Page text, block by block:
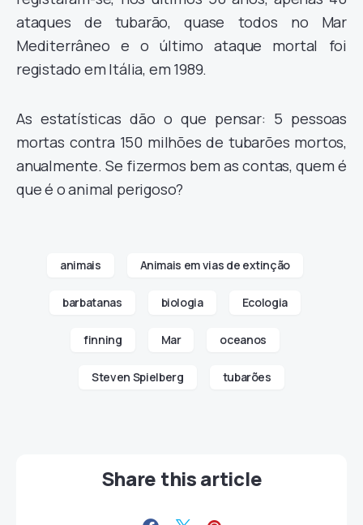
ataques de tubarão, quase todos no Mar
Mediterrâneo e o último ataque mortal foi
registado em Itália, em 1989.
As estatísticas dão o que pensar: 5 pessoas
mortas contra 150 milhões de tubarões mortos,
anualmente. Se fizermos bem as contas, quem é
que é o animal perigoso?
animais Animais em vias de extinção
barbatanas biologia Ecologia
finning Mar oceanos
Steven Spielberg tubarões
Share this article